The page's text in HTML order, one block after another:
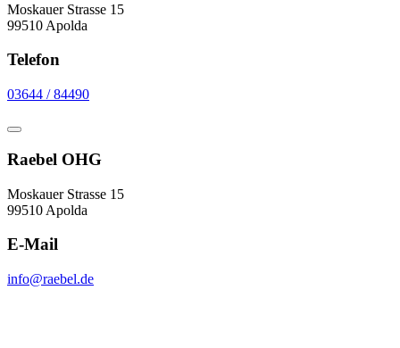
Moskauer Strasse 15
99510 Apolda
Telefon
03644 / 84490
Raebel OHG
Moskauer Strasse 15
99510 Apolda
E-Mail
info@raebel.de